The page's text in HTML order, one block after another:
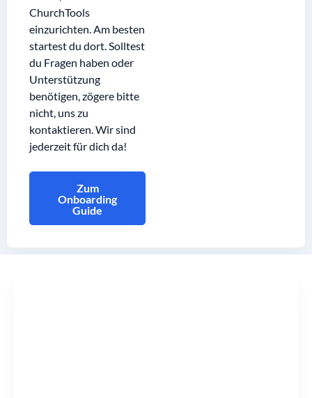
ChurchTools
einzurichten. Am besten
startest du dort. Solltest
du Fragen haben oder
Unterstützung
benötigen, zögere bitte
nicht, uns zu
kontaktieren. Wir sind
jederzeit für dich da!
Zum
Onboarding
Guide